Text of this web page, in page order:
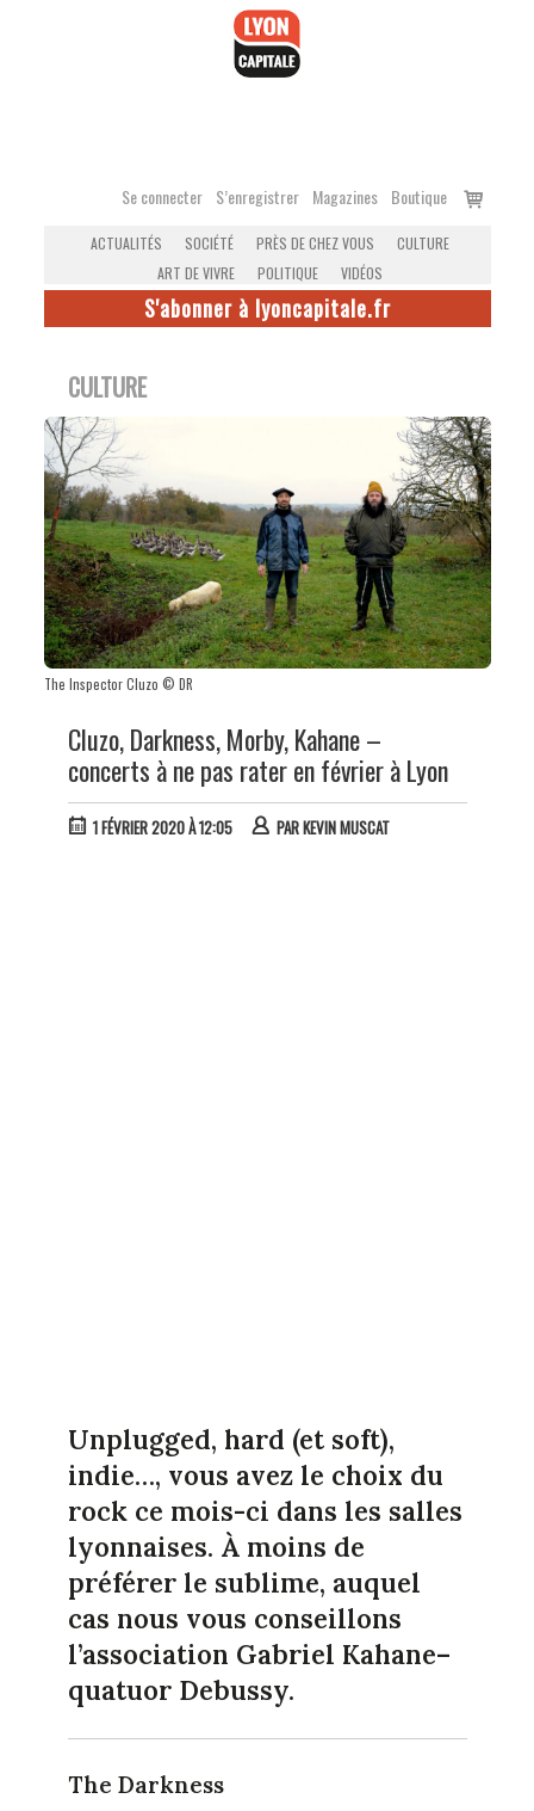
Se connecter S’enregistrer Magazines Boutique
Voir
ACTUALITÉS SOCIÉTÉ PRÈS DE CHEZ VOUS
CULTURE
ART DE VIVRE
POLITIQUE VIDÉOS
S'abonner à lyoncapitale.fr
CULTURE
The Inspector Cluzo © DR
Cluzo, Darkness, Morby, Kahane –
concerts à ne pas rater en février à Lyon
1 FÉVRIER 2020 À 12:05 PARKEVIN MUSCAT
Unplugged, hard (et soft),
indie…, vous avez le choix du
rock ce mois-ci dans les salles
lyonnaises. À moins de
préférer le sublime, auquel
cas nous vous conseillons
l’association Gabriel Kahane–
quatuor Debussy.
The Darkness